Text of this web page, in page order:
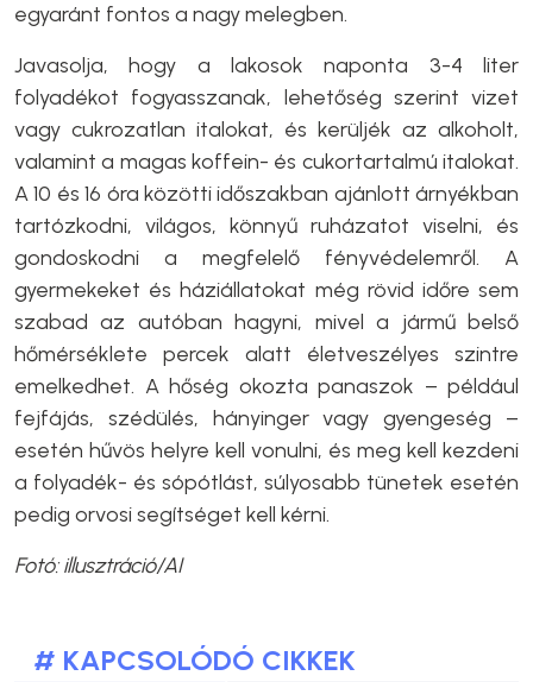
egyaránt fontos a nagy melegben.
Javasolja, hogy a lakosok naponta 3-4 liter
folyadékot fogyasszanak, lehetőség szerint vizet
vagy cukrozatlan italokat, és kerüljék az alkoholt,
valamint a magas koffein- és cukortartalmú italokat.
A 10 és 16 óra közötti időszakban ajánlott árnyékban
tartózkodni, világos, könnyű ruházatot viselni, és
gondoskodni a megfelelő fényvédelemről. A
gyermekeket és háziállatokat még rövid időre sem
szabad az autóban hagyni, mivel a jármű belső
hőmérséklete percek alatt életveszélyes szintre
emelkedhet. A hőség okozta panaszok – például
fejfájás, szédülés, hányinger vagy gyengeség –
esetén hűvös helyre kell vonulni, és meg kell kezdeni
a folyadék- és sópótlást, súlyosabb tünetek esetén
pedig orvosi segítséget kell kérni.
Fotó: illusztráció/AI
# KAPCSOLÓDÓ CIKKEK